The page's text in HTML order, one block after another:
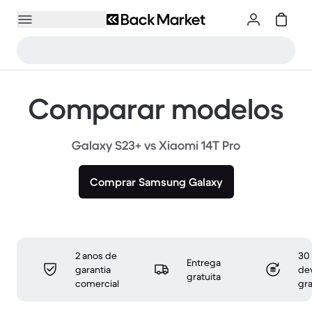
Comparar modelos
Galaxy S23+ vs Xiaomi 14T Pro
Comprar Samsung Galaxy
2 anos de
garantia
comercial
Entrega
gratuita
30